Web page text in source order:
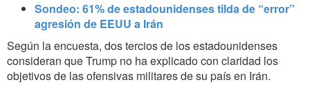
Sondeo: 61% de estadounidenses tilda de “error”
agresión de EEUU a Irán
Según la encuesta, dos tercios de los estadounidenses
consideran que Trump no ha explicado con claridad los
objetivos de las ofensivas militares de su país en Irán.